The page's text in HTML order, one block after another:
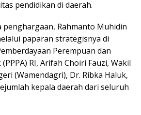
pendidikan di daerah.
penghargaan, Rahmanto Muhidin
paparan strategisnya di
Perempuan dan
RI, Arifah Choiri Fauzi, Wakil
(Wamendagri), Dr. Ribka Haluk,
kepala daerah dari seluruh